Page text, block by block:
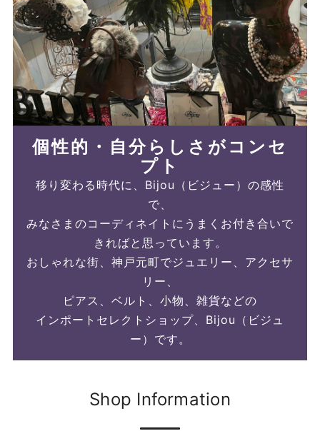
個性的・自分らしさがコンセ
プト
移り変わる時代に、Bijou（ビジュー）の感性
で、
みなさまのコーディネイトにうまくお付き合いで
きればと思っています。
おしゃれな街、神戸元町でジュエリー、アクセサ
リー、
ピアス、ベルト、小物、雑貨などの
インポートセレクトショップ、Bijou（ビジュ
ー）です。
Shop Information